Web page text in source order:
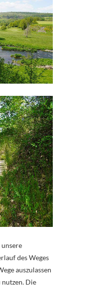
des Weges
auszulassen
nutzen. Die